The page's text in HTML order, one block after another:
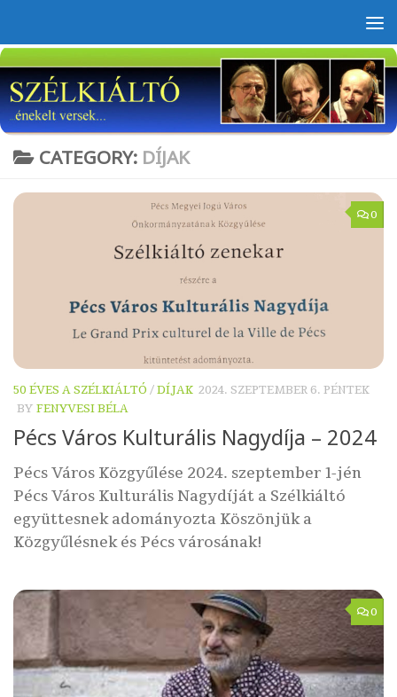
CATEGORY: DÍJAK
0
50 ÉVES A SZÉLKIÁLTÓ /DÍJAK 2024. SZEPTEMBER 6. PÉNTEK
BY FENYVESI BÉLA
Pécs Város Kulturális Nagydíja – 2024
Pécs Város Közgyűlése 2024. szeptember 1-jén
Pécs Város Kulturális Nagydíját a Szélkiáltó
együttesnek adományozta Köszönjük a
Közgyűlésnek és Pécs városának!
0